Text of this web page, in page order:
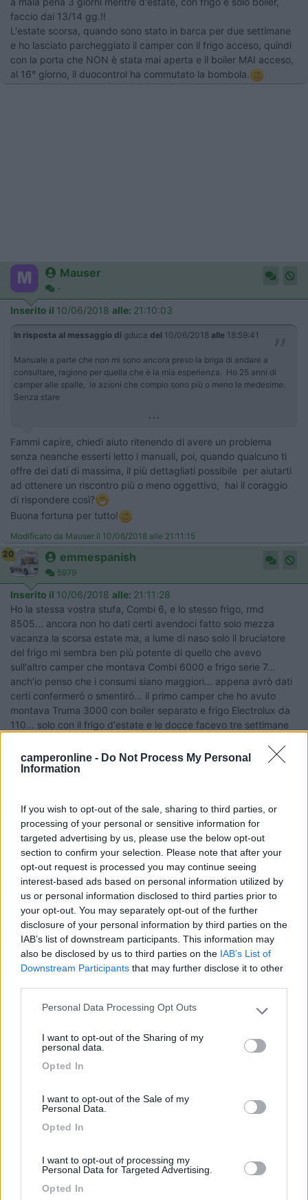
camperonline - Do Not Process My Personal
Information
If you wish to opt-out of the sale, sharing to third parties, or
processing of your personal or sensitive information for
targeted advertising by us, please use the below opt-out
section to confirm your selection. Please note that after your
opt-out request is processed you may continue seeing
interest-based ads based on personal information utilized by
us or personal information disclosed to third parties prior to
your opt-out. You may separately opt-out of the further
disclosure of your personal information by third parties on the
IAB’s list of downstream participants. This information may
also be disclosed by us to third parties on the IAB’s List of
Downstream Participants that may further disclose it to other
Please note that this website/app uses one or more Google
not limited to your visit or usage behaviour. You may click to
use your data for below specified purposes in below Google
Personal Data Processing Opt Outs
I want to opt-out of the Sharing of my
personal data.
Opted In
I want to opt-out of the Sale of my
Personal Data.
Opted In
I want to opt-out of processing my
Personal Data for Targeted Advertising.
Opted In
faccio dai 13/14 gg.!!
L'estate scorsa, quando sono stato in barca per due settimane
e ho lasciato parcheggiato il camper con il frigo acceso, quindi
con la porta che NON è stata mai aperta e il boiler MAI acceso,
al 16° giorno, il duocontrol ha commutato la bombola.
Mauser
-
Inserito il 10/06/2018 alle: 21:10:03
In risposta al messaggio di gduca del 10/06/2018 alle 18:59:41
Manuale a parte che non mi sono ancora preso la briga di andare a
consultare, ragiono per quella che è la mia esperienza. Ho 25 anni di
camper alle spalle, le azioni che compio sono più o meno le medesime.
Senza stare
...
Fammi capire, chiedi aiuto ritenendo di avere un problema
senza neanche esserti letto i manuali, poi, quando qualcuno ti
offre dei dati di massima, il più dettagliati possibile per aiutarti
ad ottenere un riscontro più o meno oggettivo, hai il coraggio
di rispondere così?
Buona fortuna per tutto!
Modificato da Mauser il 10/06/2018 alle 21:11:15
20
emmespanish
5979
Inserito il 10/06/2018 alle: 21:11:28
Ho la stessa vostra stufa, Combi 6, e lo stesso frigo, rmd
8505... ancora non ho dati certi avendoci fatto solo mezza
vacanza la scorsa estate ma, a lume di naso solo il bruciatore
del frigo mi sembra ben più potente di quello che avevo
sull'altro camper che montava Combi 6000 e frigo serie 7...
anch'io penso che i consumi siano maggiori... appena avrò dati
certi confermeró o smentiró... il primo camper che ho avuto
montava Truma 3000 con boiler separato e frigo Electrolux da
110... solo con il frigo d'estate e le docce facevo tre settimane
Marco
2517
Inserito il10/06/2018 alle:22:10:04
Frigo grande = consumo grande, stufa grande = consumo
grande. Tutto è proporzionato. Grande comfort = grande
consumo.
Restate sani
Dash
8136
Inserito il10/06/2018 alle: 22:21:52
Frigo grande = consumo grande, stufa grande = consumo grande. Tutto è
E' abbastanza evidente che un frigo da 165 litri con
di più di un frigo singola porta da 95 litri, in linea di massima
passato da un dometic porta singola a un doppia porta non è
stata una sorpresa che consumasse di più. Conviene regolarlo
sul 4 (una tacca sotto il massimo, al limite anche sul 3), e poi
prima di aprirlo.
Ciao da Dash